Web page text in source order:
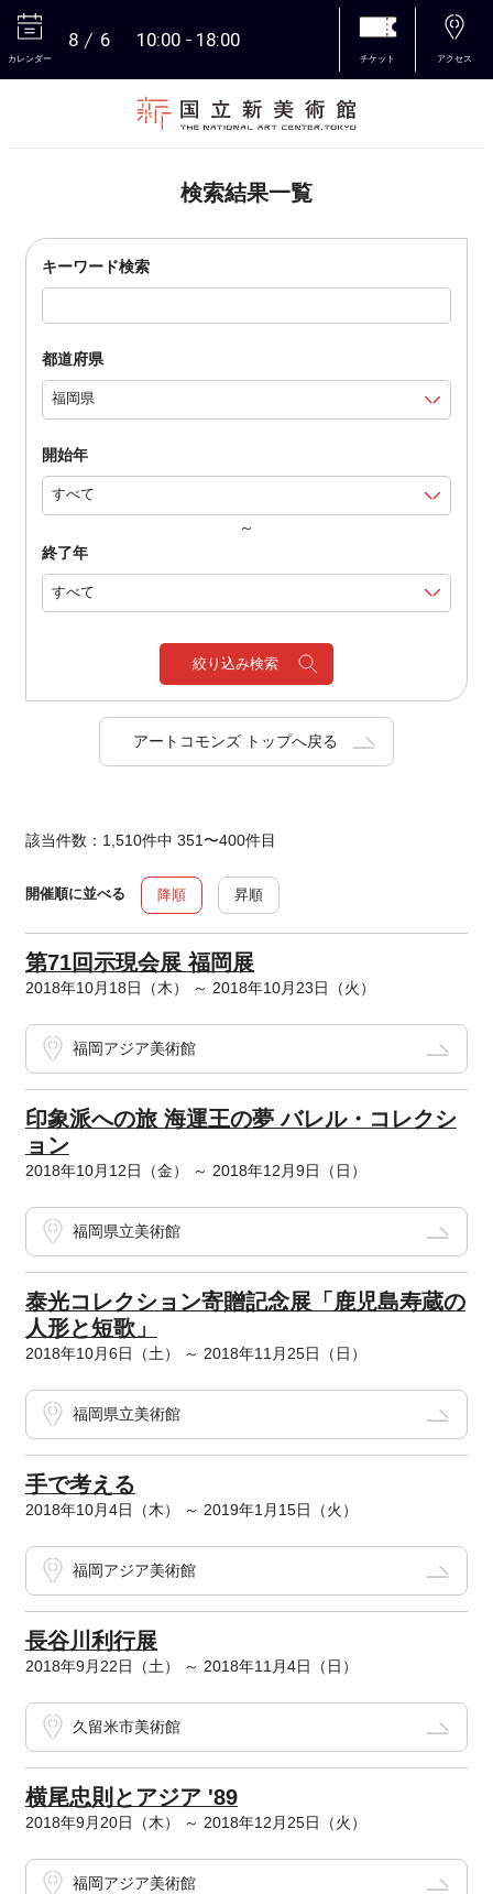
カレンダー
8 6 10:00 18:00
チケット アクセス
検索結果一覧
キーワード検索
都道府県
開始年
～
終了年
絞り込み検索
アートコモンズ トップへ戻る
該当件数：1,510件中 351〜400件目
開催順に並べる 降順 昇順
第71回示現会展 福岡展
2018年10月18日（木） ～ 2018年10月23日（火）
福岡アジア美術館
印象派への旅 海運王の夢 バレル・コレクシ
ョン
2018年10月12日（金） ～ 2018年12月9日（日）
福岡県立美術館
泰光コレクション寄贈記念展「鹿児島寿蔵の
人形と短歌」
2018年10月6日（土） ～ 2018年11月25日（日）
福岡県立美術館
手で考える
2018年10月4日（木） ～ 2019年1月15日（火）
福岡アジア美術館
長谷川利行展
2018年9月22日（土） ～ 2018年11月4日（日）
久留米市美術館
横尾忠則とアジア '89
2018年9月20日（木） ～ 2018年12月25日（火）
福岡アジア美術館